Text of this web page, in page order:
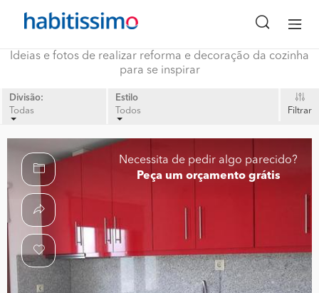
Ideias e fotos de realizar reforma e decoração da cozinha
para se inspirar
Divisão:
Todas
Estilo
Todos
Filtrar
Necessita de pedir algo parecido?
Peça um orçamento grátis